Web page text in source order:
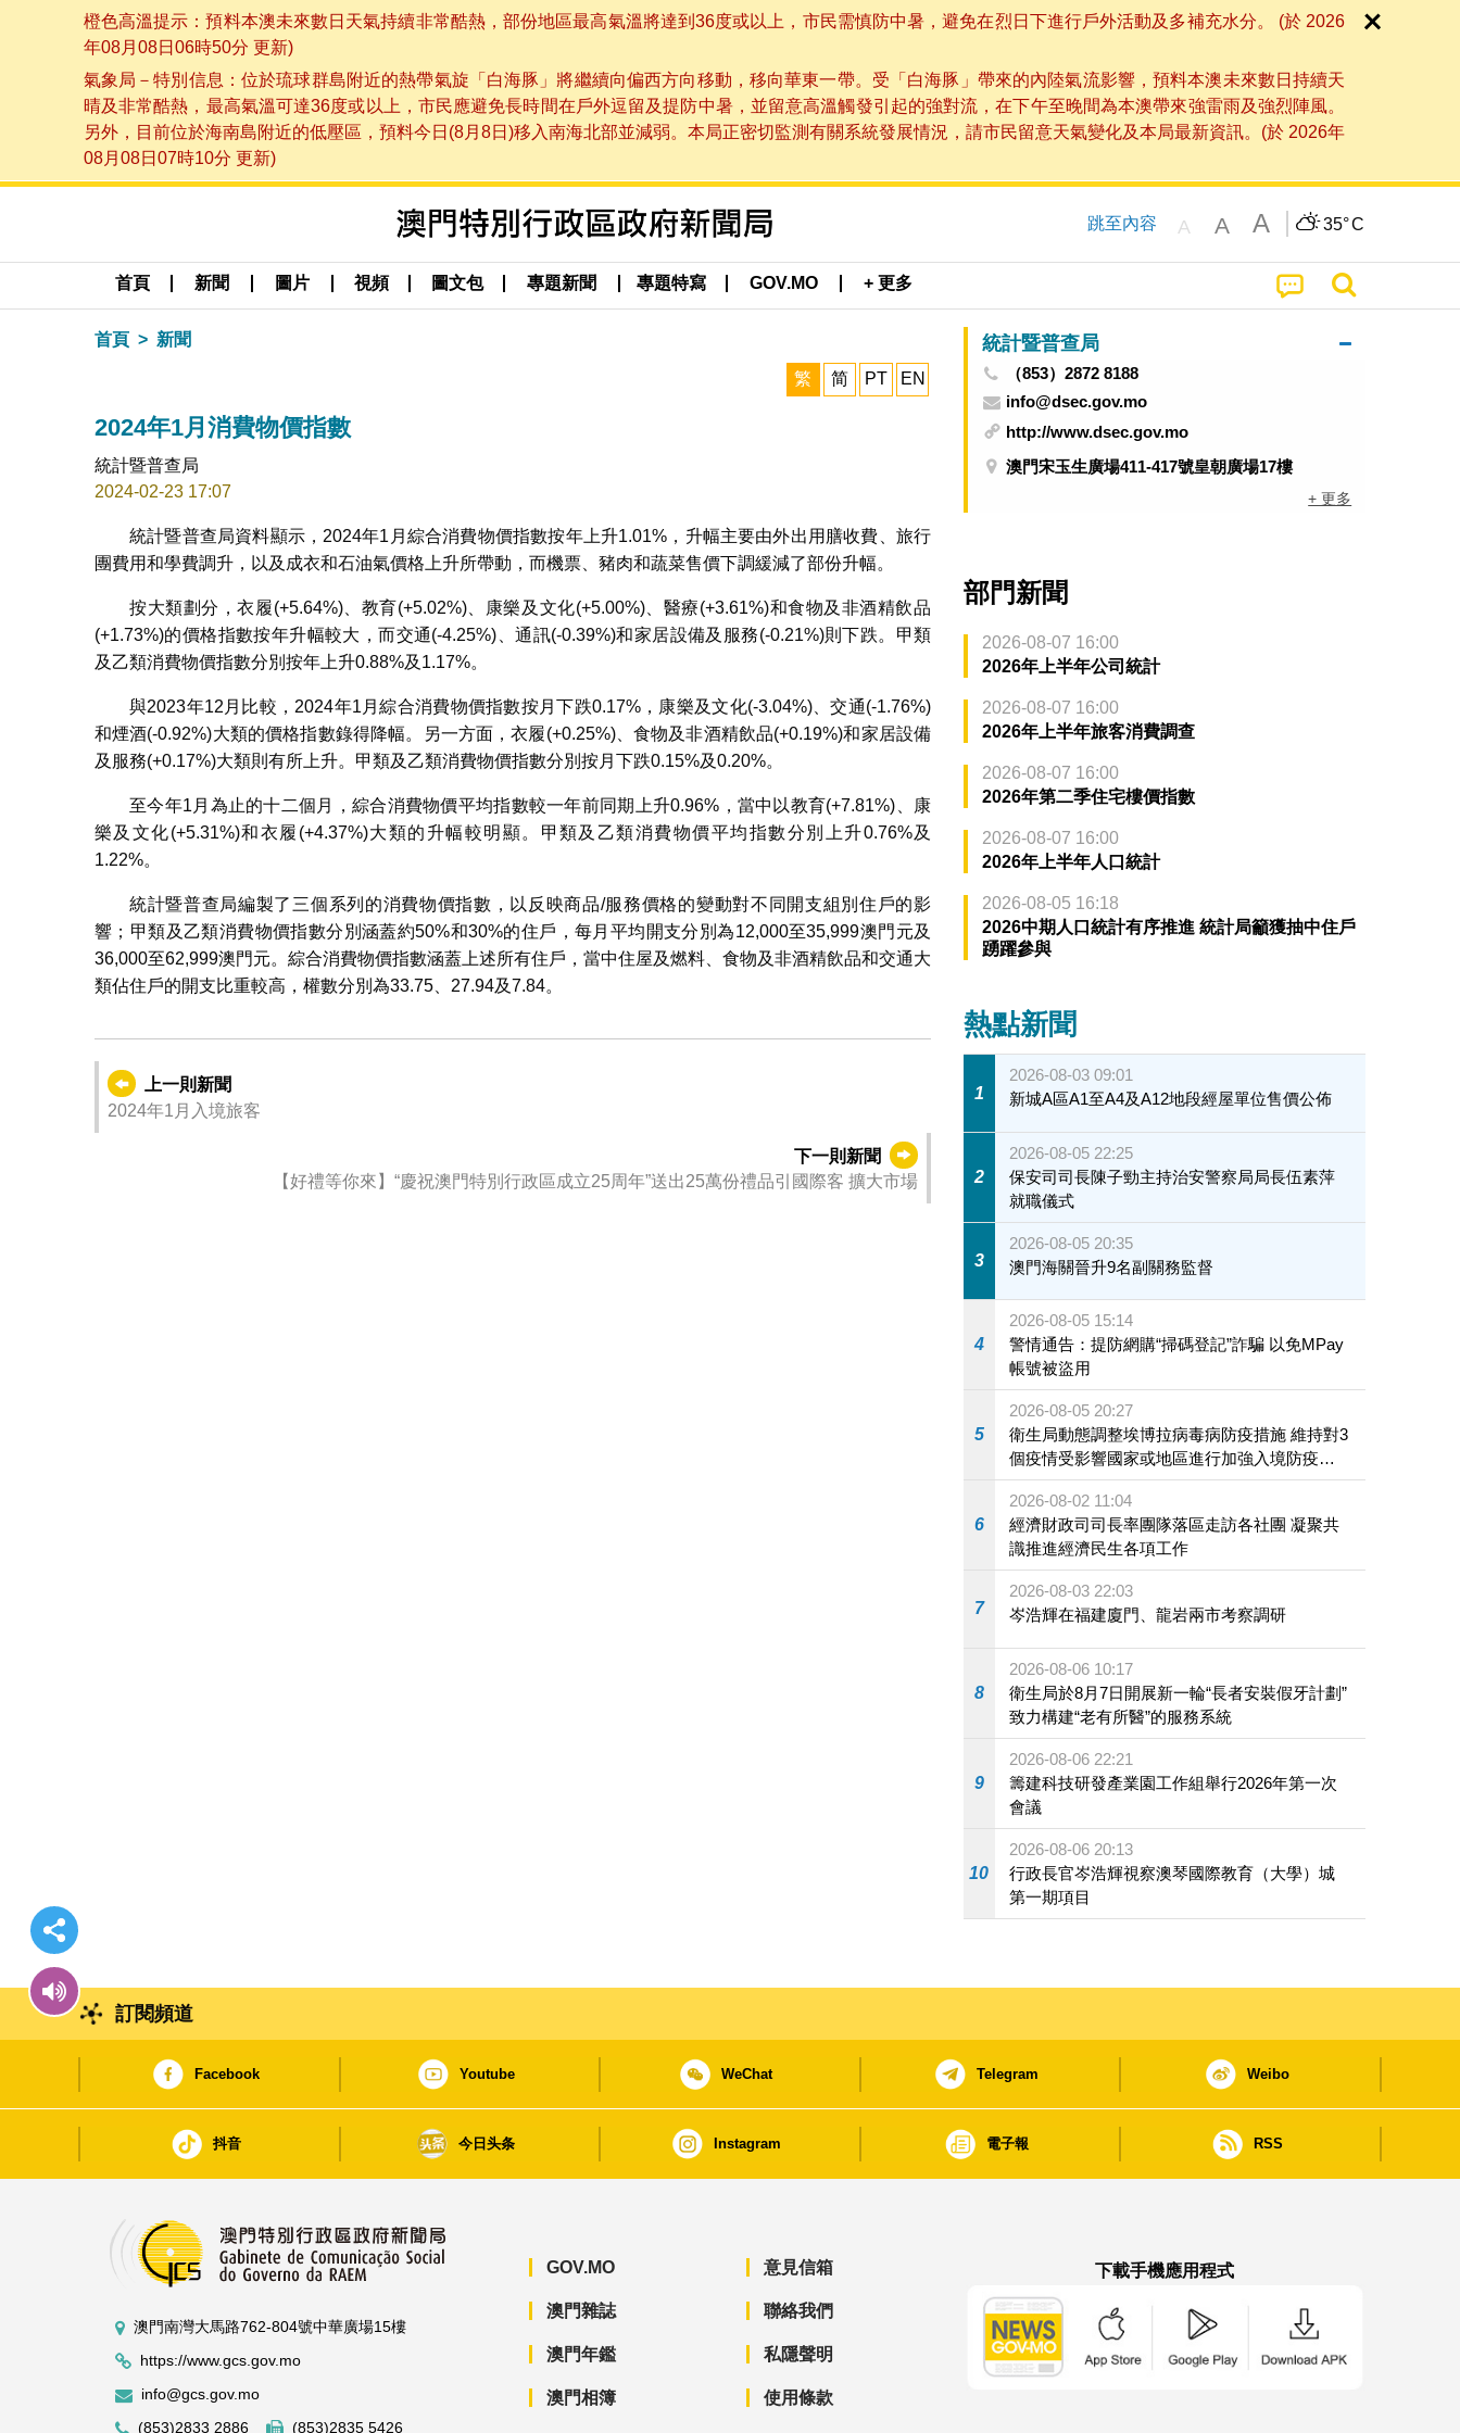
橙色高溫提示：預料本澳未來數日天氣持續非常酷熱，部份地區最高氣溫將達到36度或以上，市民需慎防中暑，避免在烈日下進行戶外活動及多補充水分。 (於 2026
年08月08日06時50分 更新)
氣象局－特別信息：位於琉球群島附近的熱帶氣旋「白海豚」將繼續向偏西方向移動，移向華東一帶。受「白海豚」帶來的內陸氣流影響，預料本澳未來數日持續天
晴及非常酷熱，最高氣溫可達36度或以上，市民應避免長時間在戶外逗留及提防中暑，並留意高溫觸發引起的強對流，在下午至晚間為本澳帶來強雷雨及強烈陣風。
另外，目前位於海南島附近的低壓區，預料今日(8月8日)移入南海北部並減弱。本局正密切監測有關系統發展情況，請市民留意天氣變化及本局最新資訊。(於 2026年
08月08日07時10分 更新)
跳至內容 A A A 35°C
首頁 新聞 圖片 視頻 圖文包 專題新聞 專題特寫 GOV.MO + 更多
首頁 新聞
繁 简 PT EN
2024年1月消費物價指數
統計暨普查局
2024-02-23 17:07
統計暨普查局資料顯示，2024年1月綜合消費物價指數按年上升1.01%，升幅主要由外出用膳收費、旅行
團費用和學費調升，以及成衣和石油氣價格上升所帶動，而機票、豬肉和蔬菜售價下調緩減了部份升幅。
按大類劃分，衣履(+5.64%)、教育(+5.02%)、康樂及文化(+5.00%)、醫療(+3.61%)和食物及非酒精飲品
(+1.73%)的價格指數按年升幅較大，而交通(-4.25%)、通訊(-0.39%)和家居設備及服務(-0.21%)則下跌。甲類
及乙類消費物價指數分別按年上升0.88%及1.17%。
與2023年12月比較，2024年1月綜合消費物價指數按月下跌0.17%，康樂及文化(-3.04%)、交通(-1.76%)
和煙酒(-0.92%)大類的價格指數錄得降幅。另一方面，衣履(+0.25%)、食物及非酒精飲品(+0.19%)和家居設備
及服務(+0.17%)大類則有所上升。甲類及乙類消費物價指數分別按月下跌0.15%及0.20%。
至今年1月為止的十二個月，綜合消費物價平均指數較一年前同期上升0.96%，當中以教育(+7.81%)、康
樂及文化(+5.31%)和衣履(+4.37%)大類的升幅較明顯。甲類及乙類消費物價平均指數分別上升0.76%及
1.22%。
統計暨普查局編製了三個系列的消費物價指數，以反映商品/服務價格的變動對不同開支組別住戶的影
響；甲類及乙類消費物價指數分別涵蓋約50%和30%的住戶，每月平均開支分別為12,000至35,999澳門元及
36,000至62,999澳門元。綜合消費物價指數涵蓋上述所有住戶，當中住屋及燃料、食物及非酒精飲品和交通大
類佔住戶的開支比重較高，權數分別為33.75、27.94及7.84。
上一則新聞
2024年1月入境旅客
下一則新聞
【好禮等你來】“慶祝澳門特別行政區成立25周年”送出25萬份禮品引國際客 擴大市場
統計暨普查局
（853）2872 8188
info@dsec.gov.mo
http://www.dsec.gov.mo
澳門宋玉生廣場411-417號皇朝廣場17樓
+ 更多
部門新聞
2026-08-07 16:00
2026年上半年公司統計
2026-08-07 16:00
2026年上半年旅客消費調查
2026-08-07 16:00
2026年第二季住宅樓價指數
2026-08-07 16:00
2026年上半年人口統計
2026-08-05 16:18
2026中期人口統計有序推進 統計局籲獲抽中住戶
踴躍參與
熱點新聞
1
2026-08-03 09:01
新城A區A1至A4及A12地段經屋單位售價公佈
2
2026-08-05 22:25
保安司司長陳子勁主持治安警察局局長伍素萍
就職儀式
3
2026-08-05 20:35
澳門海關晉升9名副關務監督
4
2026-08-05 15:14
警情通告：提防網購“掃碼登記”詐騙 以免MPay
帳號被盜用
5
2026-08-05 20:27
衛生局動態調整埃博拉病毒病防疫措施 維持對3
個疫情受影響國家或地區進行加強入境防疫措
施
6
2026-08-02 11:04
經濟財政司司長率團隊落區走訪各社團 凝聚共
識推進經濟民生各項工作
7
2026-08-03 22:03
岑浩輝在福建廈門、龍岩兩市考察調研
8
2026-08-06 10:17
衛生局於8月7日開展新一輪“長者安裝假牙計劃”
致力構建“老有所醫”的服務系統
9
2026-08-06 22:21
籌建科技研發產業園工作組舉行2026年第一次
會議
10
2026-08-06 20:13
行政長官岑浩輝視察澳琴國際教育（大學）城
第一期項目
訂閱頻道
Facebook Youtube WeChat Telegram Weibo
抖音 今日头条 Instagram 電子報 RSS
澳門南灣大馬路762-804號中華廣場15樓
https://www.gcs.gov.mo
info@gcs.gov.mo
(853)2833 2886
(853)2835 5426
GOV.MO
澳門雜誌
澳門年鑑
澳門相簿
意見信箱
聯絡我們
私隱聲明
使用條款
下載手機應用程式